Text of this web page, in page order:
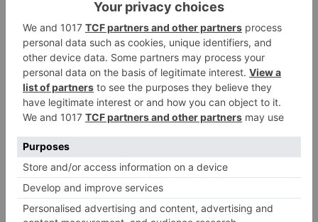
abre boca actividades
LO + VISTO
1
Matthew Brennan conquista el
Castillo y se viste de líder en el
estreno de la Vuelta a Burgos
2
Un incendio intencionado
calcina el tobogán del parque
infantil del Barrio del Pilar de
Burgos